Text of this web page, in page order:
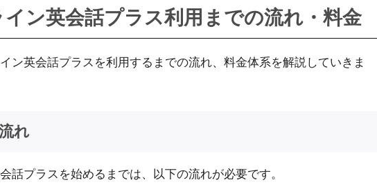
ン英会話プラス利用までの流れ・料金
ン英会話プラスを利用するまでの流れ、料金体系を解説していきま
れ
話プラスを始めるまでは、以下の流れが必要です。